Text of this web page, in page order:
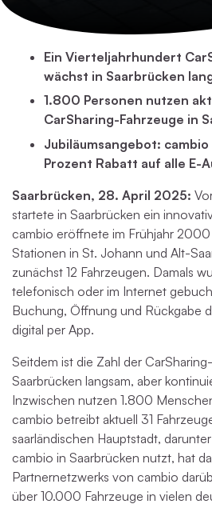
Ein Vierteljahrhundert
wächst in Saarbrücken
1.800 Personen nutzen
CarSharing-Fahrzeuge in
Jubiläumsangebot:
Prozent Rabatt auf alle E-
Saarbrücken, 28. April 2025:
startete in Saarbrücken ein
cambio eröffnete im Frühjahr
Stationen in St. Johann und Alt-
zunächst 12 Fahrzeugen. Damals
telefonisch oder im Internet
Buchung, Öffnung und Rückgabe
digital per App.
Seitdem ist die Zahl der
Saarbrücken langsam, aber
Inzwischen nutzen 1.800
cambio betreibt aktuell 31
saarländischen Hauptstadt,
cambio in Saarbrücken nutzt, hat
Partnernetzwerks von cambio
über 10.000 Fahrzeuge in vielen